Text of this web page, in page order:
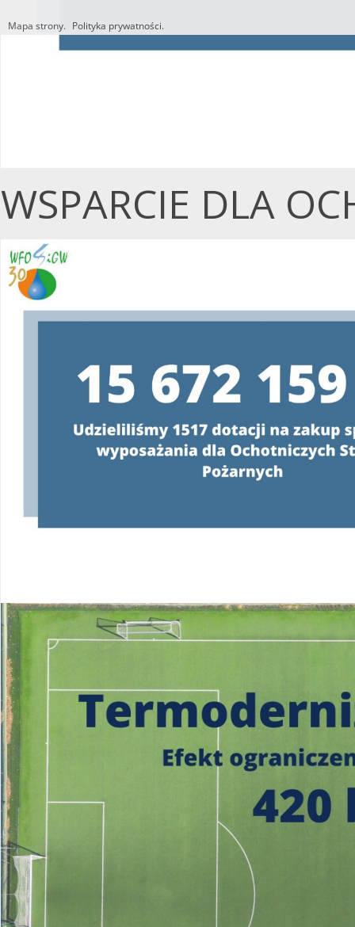
WSPARCIE DLA
Konsultanci obsługujący infolinię,
o programie oraz wyjaśniać
od poniedziałku do
w godzinachod 8:00 do
22 340 40 80
https://
Mapa strony. Polityka prywatności.
Utworzono przez W.S.ds.ITM & P